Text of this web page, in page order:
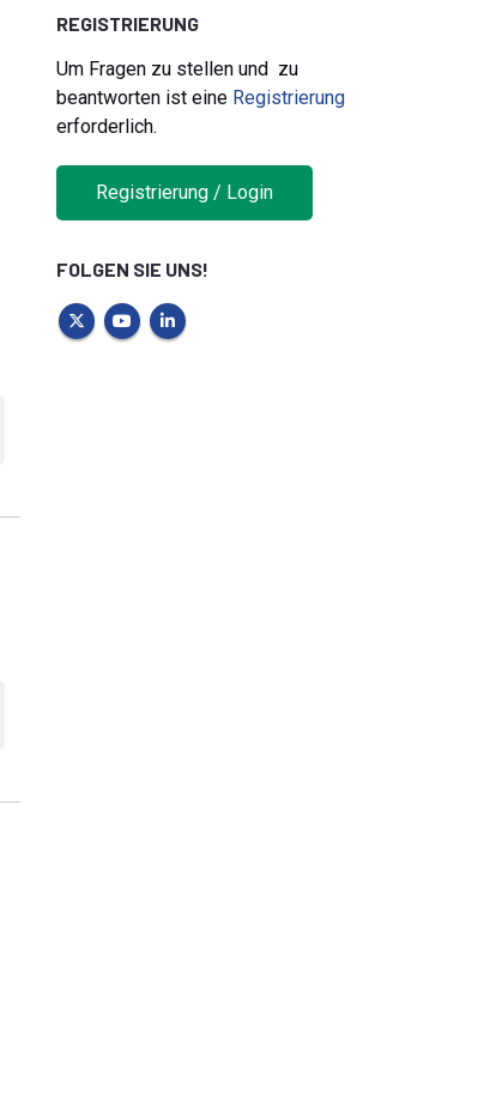
REGISTRIERUNG
Um Fragen zu stellen und zu
beantworten ist eine Registrierung
erforderlich.
Registrierung / Login
FOLGEN SIE UNS!